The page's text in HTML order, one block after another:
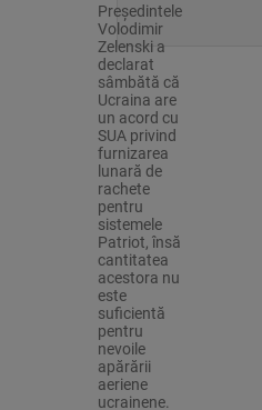
Preşedintele
Volodimir
Zelenski a
declarat
sâmbătă că
Ucraina are
un acord cu
SUA privind
furnizarea
lunară de
rachete
pentru
sistemele
Patriot, însă
cantitatea
acestora nu
este
suficientă
pentru
nevoile
apărării
aeriene
ucrainene.